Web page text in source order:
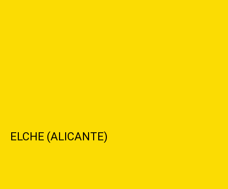
ELCHE (ALICANTE)